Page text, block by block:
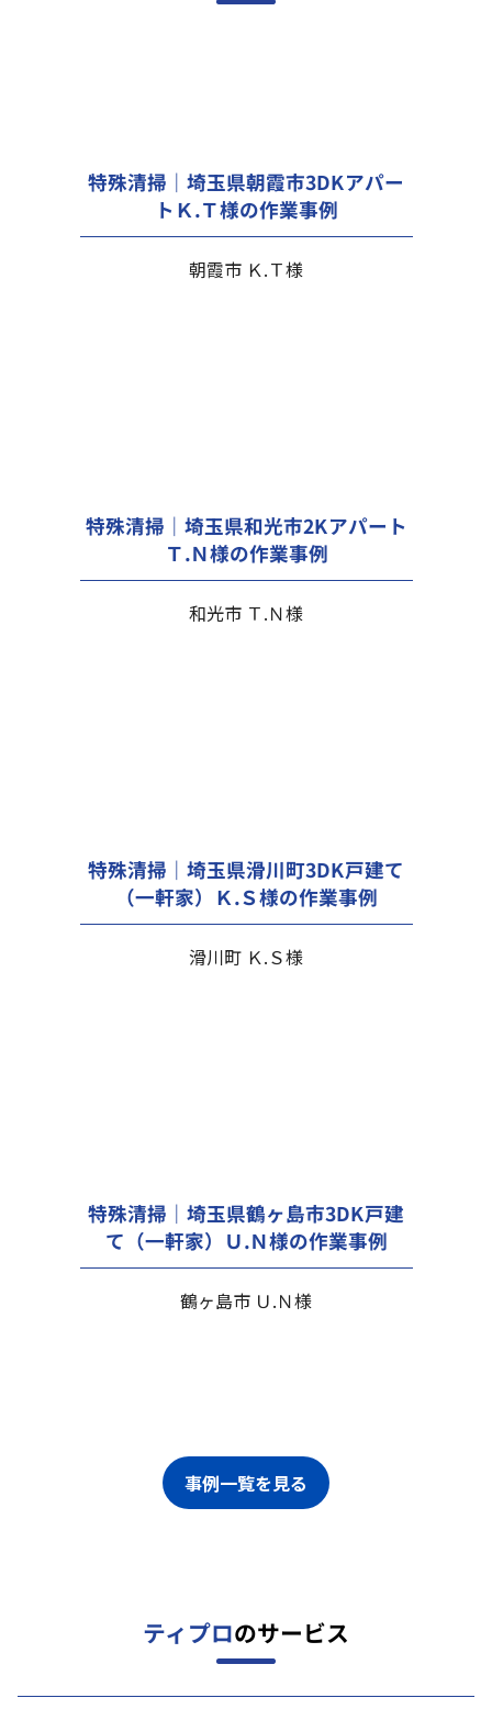
特殊清掃｜埼玉県朝霞市3DKアパー
トＫ.Ｔ様の作業事例
朝霞市 Ｋ.Ｔ様
特殊清掃｜埼玉県和光市2Kアパート
Ｔ.Ｎ様の作業事例
和光市 Ｔ.Ｎ様
特殊清掃｜埼玉県滑川町3DK戸建て
（一軒家）Ｋ.Ｓ様の作業事例
滑川町 Ｋ.Ｓ様
特殊清掃｜埼玉県鶴ヶ島市3DK戸建
て（一軒家）Ｕ.Ｎ様の作業事例
鶴ヶ島市 Ｕ.Ｎ様
事例一覧を見る
ティプロのサービス